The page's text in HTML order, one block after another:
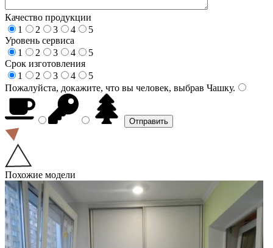
Качество продукции
1
2 3 4
5
Уровень сервиса
1
2 3 4
5
Срок изготовления
1
2 3 4
5
Пожалуйста, докажите, что вы человек, выбрав Чашку.
Похожие модели